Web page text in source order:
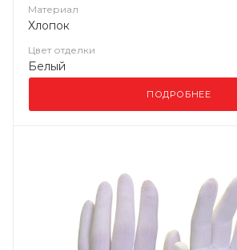
Материал
Хлопок
Цвет отделки
Белый
ПОДРОБНЕЕ